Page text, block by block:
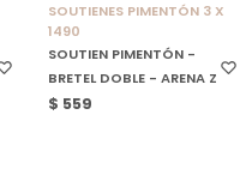
SOUTIENES PIMENTÓN 3 X
1490
SOUTIEN PIMENTÓN -
BRETEL DOBLE - ARENA Z
$ 559